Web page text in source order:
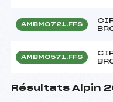
AMBM0721.FFS
AMBM0571.FFS
Résultats Alpin